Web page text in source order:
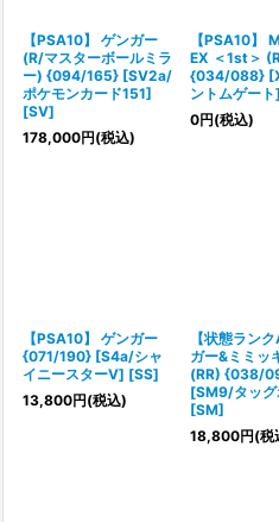
【PSA10】 ゲンガー
(R/マスターボールミラ
ー) {094/165} [SV2a/
ポケモンカード151]
[SV]
178,000円(税込)
【PSA10】
EX ＜1st＞
{034/088}
ントムゲー
0円(税込)
【PSA10】 ゲンガー
{071/190} [S4a/シャ
イニースターV] [SS]
13,800円(税込)
【状態ラン
ガー&ミミッ
(RR) {038/
[SM9/タッグ
[SM]
18,800円(税